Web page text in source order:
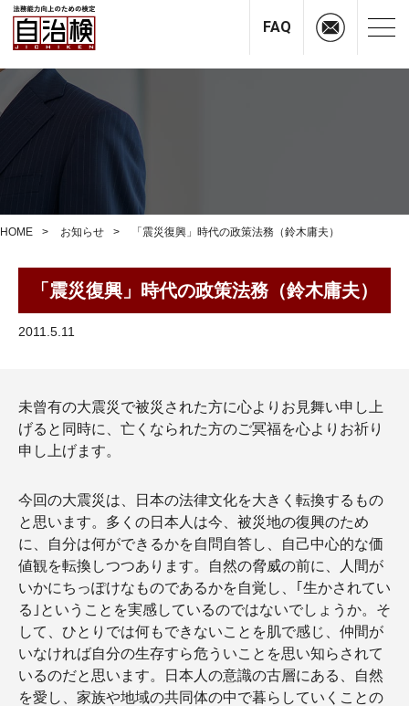
HOME お知らせ 「震災復興」時代の政策法務（鈴木庸夫）
「震災復興」時代の政策法務（鈴木庸夫）
2011.5.11
未曾有の大震災で被災された方に心よりお見舞い申し上
げると同時に、亡くなられた方のご冥福を心よりお祈り
申し上げます。
今回の大震災は、日本の法律文化を大きく転換するもの
と思います。多くの日本人は今、被災地の復興のため
に、自分は何ができるかを自問自答し、自己中心的な価
値観を転換しつつあります。自然の脅威の前に、人間が
いかにちっぽけなものであるかを自覚し、｢生かされてい
る｣ということを実感しているのではないでしょうか。そ
して、ひとりでは何もできないことを肌で感じ、仲間が
いなければ自分の生存すら危ういことを思い知らされて
いるのだと思います。日本人の意識の古層にある、自然
を愛し、家族や地域の共同体の中で暮らしていくことの
FAQ